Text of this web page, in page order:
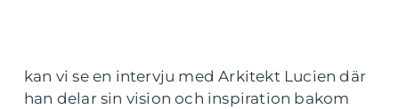
kan vi se en intervju med Arkitekt Lucien där
han delar sin vision och inspiration bakom